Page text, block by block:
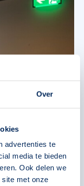
Over
advertenties te
media te bieden
Ook delen we
met onze